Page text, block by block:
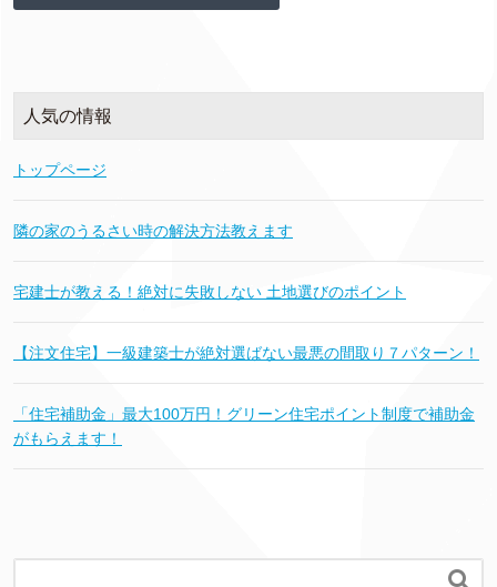
人気の情報
トップページ
隣の家のうるさい時の解決方法教えます
宅建士が教える！絶対に失敗しない 土地選びのポイント
【注文住宅】一級建築士が絶対選ばない最悪の間取り７パターン！
「住宅補助金」最大100万円！グリーン住宅ポイント制度で補助金
がもらえます！
